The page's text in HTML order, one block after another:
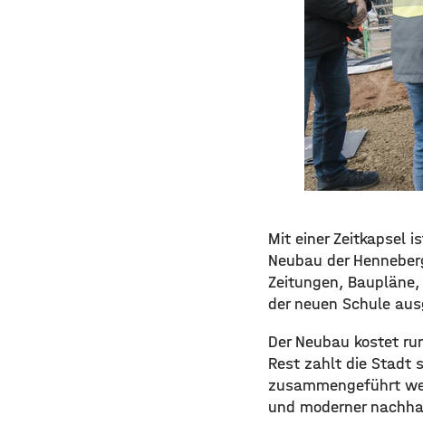
Mit einer Zeitkapsel
Neubau der
Zeitungen,
der neuen Schule
Der Neubau kostet
Rest zahlt die Stadt
zusammengeführt
und moderner